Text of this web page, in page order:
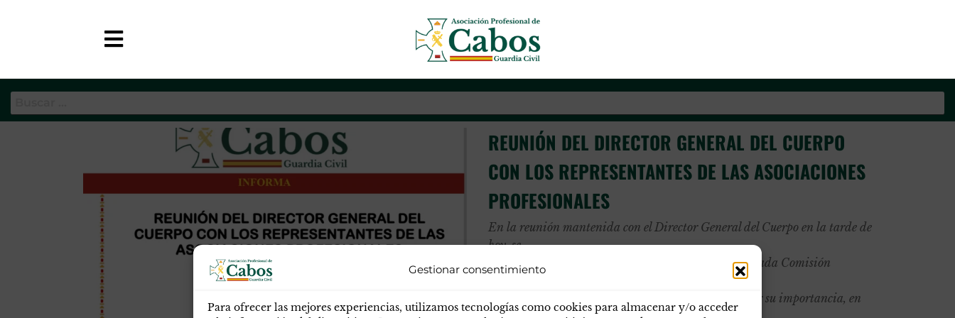
Gestionar consentimiento
Para ofrecer las mejores experiencias, utilizamos tecnologías como cookies para almacenar y/o acceder
APC-GC Asociación Profesional de Cabos de la Guardia Civil
Etiqueta: reunion director general gc
REUNIÓN DEL DIRECTOR GENERAL DEL CUERPO
CON LOS REPRESENTANTES DE LAS ASOCIACIONES
PROFESIONALES
En la reunión mantenida con el Director General del Cuerpo en la tarde de
hoy, se
le han trasladado los temas que, analizados en la pasada Comisión
29 de mayo, se consideran que deben ser tratados, por su importancia, en